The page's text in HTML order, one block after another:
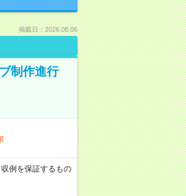
掲載日：2026.08.06
制作進行
例を保証するもの